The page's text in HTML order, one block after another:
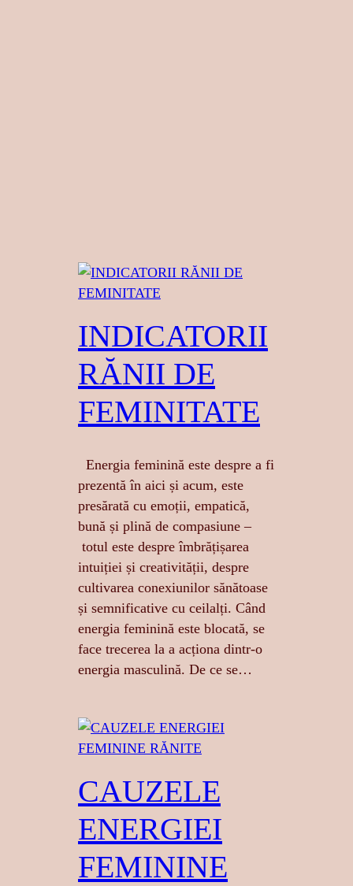
INDICATORII
RĂNII DE
FEMINITATE
Energia feminină este despre a fi
prezentă în aici și acum, este
presărată cu emoții, empatică,
bună și plină de compasiune –
totul este despre îmbrățișarea
intuiției și creativității, despre
cultivarea conexiunilor sănătoase
și semnificative cu ceilalți. Când
energia feminină este blocată, se
face trecerea la a acționa dintr-o
energia masculină. De ce se…
CAUZELE
ENERGIEI
FEMININE